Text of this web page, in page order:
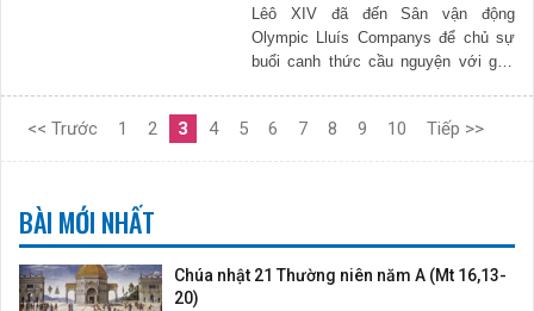
Lêô XIV đã đến Sân vận động
Olympic Lluís Companys để chủ sự
buổi canh thức cầu nguyện với giới
<< Trước 1 2 3 4 5 6 7 8 9 10 Tiếp >>
BÀI MỚI NHẤT
Chúa nhật 21 Thường niên năm A (Mt 16,13-
20)